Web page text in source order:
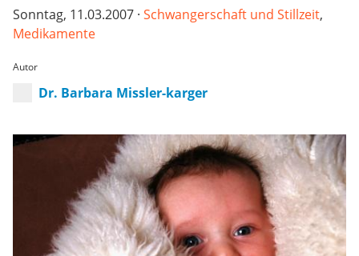
Sonntag, 11.03.2007 · Schwangerschaft und Stillzeit,
Medikamente
Autor
Dr. Barbara Missler-karger